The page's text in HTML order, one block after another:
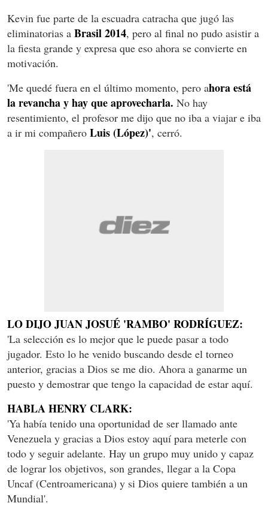
Kevin fue parte de la escuadra catracha que jugó las
eliminatorias a Brasil 2014, pero al final no pudo asistir a
la fiesta grande y expresa que eso ahora se convierte en
motivación.
'Me quedé fuera en el último momento, pero ahora está
la revancha y hay que aprovecharla. No hay
resentimiento, el profesor me dijo que no iba a viajar e iba
a ir mi compañero Luis (López)', cerró.
LO DIJO JUAN JOSUÉ 'RAMBO' RODRÍGUEZ:
'La selección es lo mejor que le puede pasar a todo
jugador. Esto lo he venido buscando desde el torneo
anterior, gracias a Dios se me dio. Ahora a ganarme un
puesto y demostrar que tengo la capacidad de estar aquí.
HABLA HENRY CLARK:
'Ya había tenido una oportunidad de ser llamado ante
Venezuela y gracias a Dios estoy aquí para meterle con
todo y seguir adelante. Hay un grupo muy unido y capaz
de lograr los objetivos, son grandes, llegar a la Copa
Uncaf (Centroamericana) y si Dios quiere también a un
Mundial'.